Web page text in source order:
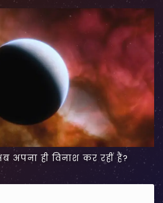
अपना ही विनाश कर रहीं हैं?